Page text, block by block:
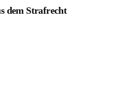
dem Strafrecht